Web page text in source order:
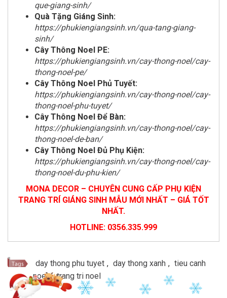
que-giang-sinh/
Quà Tặng Giáng Sinh:
https://phukiengiangsinh.vn/qua-tang-giang-
sinh/
Cây Thông Noel PE:
https://phukiengiangsinh.vn/cay-thong-noel/cay-
thong-noel-pe/
Cây Thông Noel Phủ Tuyết:
https://phukiengiangsinh.vn/cay-thong-noel/cay-
thong-noel-phu-tuyet/
Cây Thông Noel Để Bàn:
https://phukiengiangsinh.vn/cay-thong-noel/cay-
thong-noel-de-ban/
Cây Thông Noel Đủ Phụ Kiện:
https://phukiengiangsinh.vn/cay-thong-noel/cay-
thong-noel-du-phu-kien/
MONA DECOR – CHUYÊN CUNG CẤP PHỤ KIỆN
TRANG TRÍ GIÁNG SINH MẪU MỚI NHẤT – GIÁ TỐT
NHẤT.
HOTLINE: 0356.335.999
day thong phu tuyet , day thong xanh , tieu canh
noel , trang tri noel